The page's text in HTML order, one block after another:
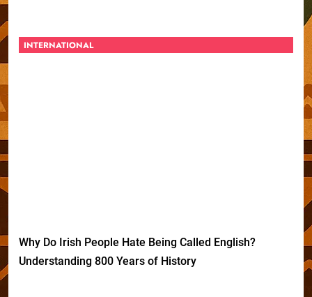
INTERNATIONAL
Why Do Irish People Hate Being Called English?
Understanding 800 Years of History